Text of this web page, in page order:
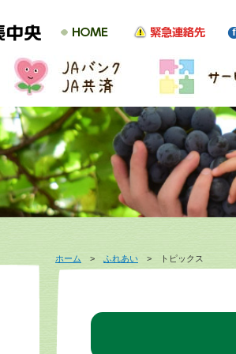
ホーム > ふれあい > トピックス